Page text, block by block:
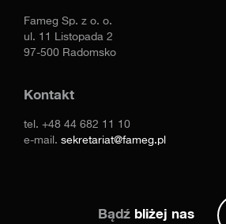
Fameg Sp. z o. o.
ul. 11 Listopada 2
97-500 Radomsko
Kontakt
tel. +48 44 682 11 10
e-mail. sekretariat@fameg.pl
Bądź bliżej nas